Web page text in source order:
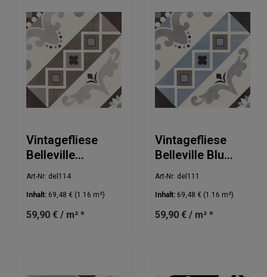
Vintagefliese
Belleville
Marrone
Art-Nr: del114
Inhalt: 69,48 € (1.16 m²)
59,90 € / m² *
Vintagefliese
Belleville Blu
20x20cm
Art-Nr: del111
Inhalt: 69,48 € (1.16 m²)
59,90 € / m² *